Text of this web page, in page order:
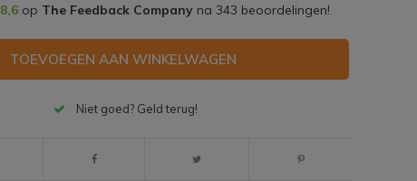
8,6op The Feedback Companyna 343 beoordelingen!
TOEVOEGEN AAN WINKELWAGEN
Niet goed? Geld terug!